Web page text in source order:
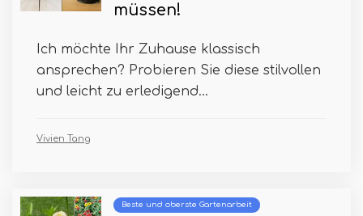
müssen!
Ich möchte Ihr Zuhause klassisch
ansprechen? Probieren Sie diese stilvollen
und leicht zu erledigend...
Vivien Tang
Beste und oberste Gartenarbeit